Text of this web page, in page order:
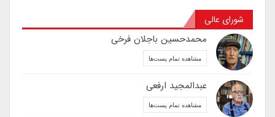
شورای عالی
محمدحسین باجلان فرخی
مشاهده تمام پست‌ها
عبدالمجید ارفعی
مشاهده تمام پست‌ها